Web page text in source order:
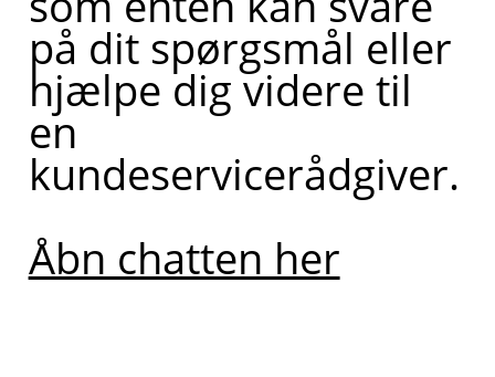
på dit spørgsmål eller
hjælpe dig videre til
en
kundeservicerådgiver.
Åbn chatten her